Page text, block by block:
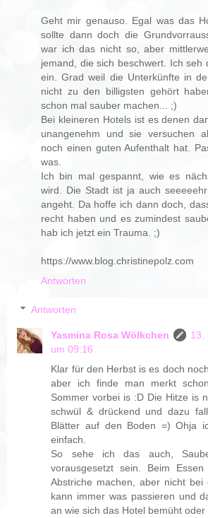
Geht mir genauso. Egal was das
sollte dann doch die
war ich das nicht so, aber
jemand, die sich beschwert. Ich seh
ein. Grad weil die Unterkünfte in
nicht zu den billigsten gehört
schon mal sauber machen... ;)
Bei kleineren Hotels ist es denen
unangenehm und sie versuchen
noch einen guten Aufenthalt hat.
was.
Ich bin mal gespannt, wie es
wird. Die Stadt ist ja auch
angeht. Da hoffe ich dann doch,
recht haben und es zumindest
hab ich jetzt ein Trauma. ;)
https://www.blog.christinepolz.com
Antworten
Antworten
Yasmina Rosa Wölkchen
13.
um 09:16
Klar für den Herbst is es doch
aber ich finde man merkt
Sommer vorbei is :D Die Hitze is
schwül & drückend und dazu
Blätter auf den Boden =) Ohja
einfach.
So sehe ich das auch,
vorausgesetzt sein. Beim
Abstriche machen, aber nicht bei
kann immer was passieren und
an wie sich das Hotel bemüht